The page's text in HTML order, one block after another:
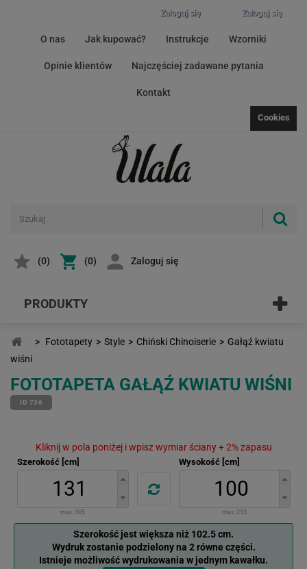
Zaloguj się
Zaloguj się
O nas Jak kupować? Instrukcje Wzorniki
Opinie klientów Najczęściej zadawane pytania
Kontakt
Cookies
(0) (0) Zaloguj się
PRODUKTY
> Fototapety > Style > Chiński Chinoiserie > Gałąź kwiatu
wiśni
FOTOTAPETA GAŁĄŹ KWIATU WIŚNI
ID 736
Kliknij w pola poniżej i wpisz wymiar ściany + 2% zapasu
Szerokość [cm]
max: 305
Wysokość [cm]
max: 233
Szerokość jest większa niż 102.5 cm.
Wydruk zostanie podzielony na 2 równe części.
Istnieje możliwość wydrukowania w jednym kawałku.